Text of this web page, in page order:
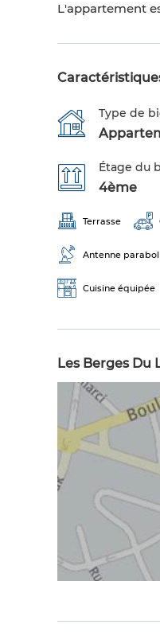
L'appartement
Type de
Étage du
4ème
Terrasse
Antenne
Cuisine équipée
Les Berges Du